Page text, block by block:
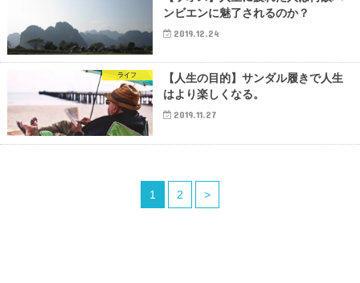
ンビエンに魅了されるのか？
2019.12.24
ライフ
【人生の目的】サンダル履きで人生
はより楽しくなる。
2019.11.27
1 2 >